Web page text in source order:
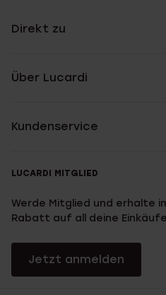
Direkt zu
Über Lucardi
Kundenservice
LUCARDI MITGLIED
Werde Mitglied und erhalte
Rabatt auf all deine Einkäufe
Jetzt anmelden